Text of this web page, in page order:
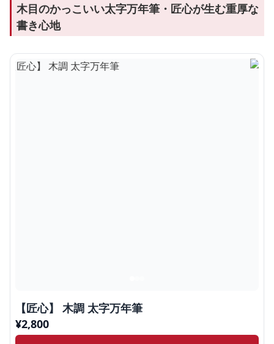
木目のかっこいい太字万年筆・匠心が生む重厚な
書き心地
【匠心】 木調 太字万年筆
¥2,800